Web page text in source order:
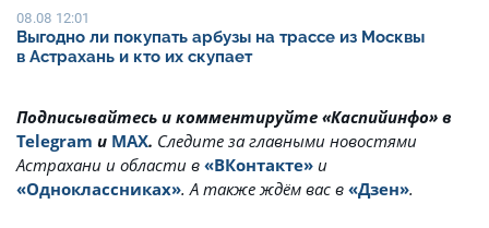
08.08 12:01
Выгодно ли покупать арбузы на трассе из Москвы
в Астрахань и кто их скупает
Подписывайтесь и комментируйте «Каспийинфо» в
Telegram и MAX. Cледите за главными новостями
Астрахани и области в «ВКонтакте» и
«Одноклассниках». А также ждём вас в «Дзен».